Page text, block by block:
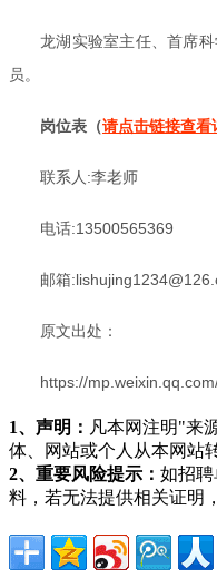
龙湖实验室主任、首席
员。
岗位表（请点击链接查看
联系人:李老师
电话:13500565369
邮箱
原文出处：
https://
1、声明： 凡本网注明"来
体、网站或个人从本网站
2、重要风险提示： 如招
料，若无法提供相关证明